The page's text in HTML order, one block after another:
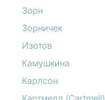
Зорн
Зорничек
Изотов
Камушкина
Карлсон